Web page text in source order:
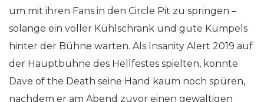
um mit ihren Fans in den Circle Pit zu springen –
solange ein voller Kühlschrank und gute Kumpels
hinter der Bühne warten. Als Insanity Alert 2019 auf
der Hauptbühne des Hellfestes spielten, konnte
Dave of the Death seine Hand kaum noch spüren,
nachdem er am Abend zuvor einen gewaltigen